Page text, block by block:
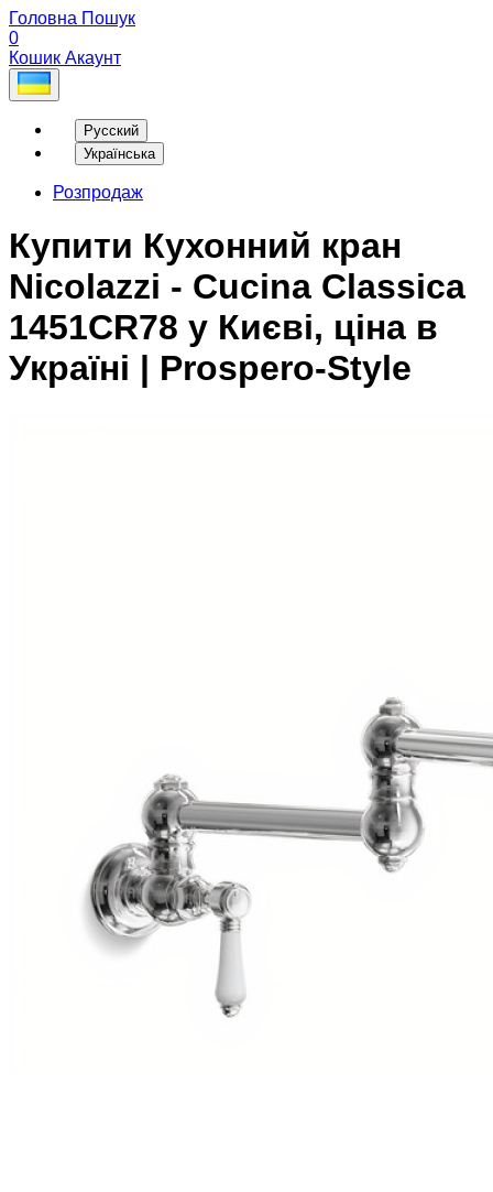
Головна Пошук
0
Кошик Акаунт
Русский
Українська
Розпродаж
Купити Кухонний кран
Nicolazzi - Cucina Classica
1451CR78 у Києві, ціна в
Україні | Prospero-Style